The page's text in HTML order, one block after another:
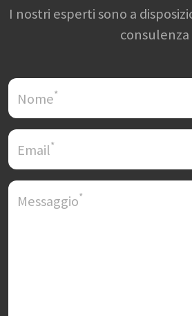
I nostri esperti sono a
consulenza
Nome*
Email*
Messaggio*